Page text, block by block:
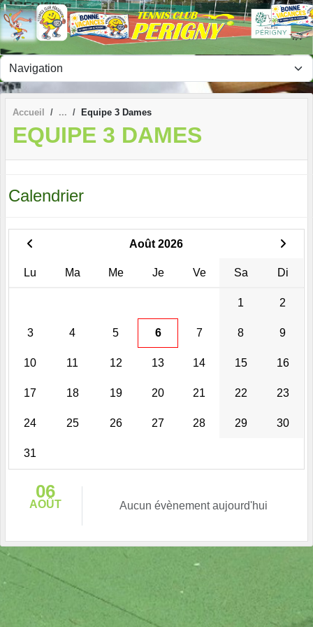
Accueil Equipe 3 Dames
EQUIPE 3 DAMES
Calendrier
Août 2026
Lu Ma Me Je Ve Sa Di
1 2
3 4 5 6 7 8 9
10 11 12 13 14 15 16
17 18 19 20 21 22 23
24 25 26 27 28 29 30
31
06
AOÛT Aucun évènement aujourd'hui
Panneau de gestion des cookies